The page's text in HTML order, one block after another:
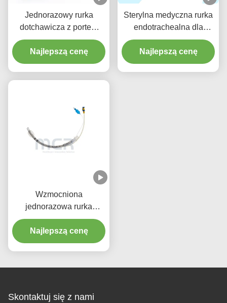
Jednorazowy rurka
dotchawicza z portem
ssącym - Bez DEHP
Przezroczysty PVC z
pięcioletnią gwarancją
Najlepszą cenę
Sterylna medyczna rurka
endotrachealna dla
wszystkich rozmiarów z
CE ISO
Najlepszą cenę
Wzmocniona
jednorazowa rurka
endotrachealna z
mikrocienkimi kajdanami
PU
Najlepszą cenę
Skontaktuj się z nami